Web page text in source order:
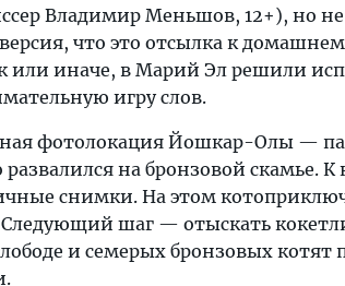
Владимир Меньшов, 12+), но не
версия, что это отсылка к
или иначе, в Марий Эл решили
игру слов.
фотолокация Йошкар-Олы —
на бронзовой скамье.
снимки. На этом
Следующий шаг — отыскать
и семерых бронзовых котят